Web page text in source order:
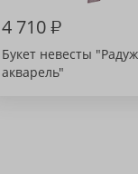
4 710₽
Букет невесты
акварель"